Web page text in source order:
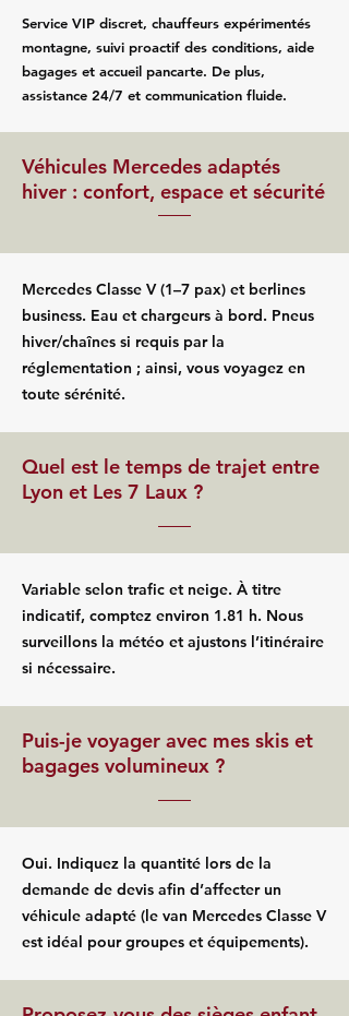
Service VIP discret, chauffeurs expérimentés
montagne, suivi proactif des conditions, aide
bagages et accueil pancarte. De plus,
assistance 24/7 et communication fluide.
Véhicules Mercedes adaptés
hiver : confort, espace et sécurité
Mercedes Classe V (1–7 pax) et berlines
business. Eau et chargeurs à bord. Pneus
hiver/chaînes si requis par la
réglementation ; ainsi, vous voyagez en
toute sérénité.
Quel est le temps de trajet entre
Lyon et Les 7 Laux ?
Variable selon trafic et neige. À titre
indicatif, comptez environ 1.81 h. Nous
surveillons la météo et ajustons l’itinéraire
si nécessaire.
Puis-je voyager avec mes skis et
bagages volumineux ?
Oui. Indiquez la quantité lors de la
demande de devis afin d’affecter un
véhicule adapté (le van Mercedes Classe V
est idéal pour groupes et équipements).